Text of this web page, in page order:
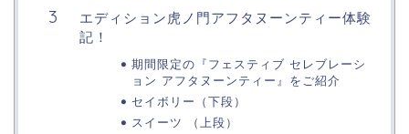
エディション虎ノ門アフタヌーンティー体験
記！
期間限定の『フェスティブ セレブレーシ
ョン アフタヌーンティー』をご紹介
セイボリー（下段）
スイーツ （上段）